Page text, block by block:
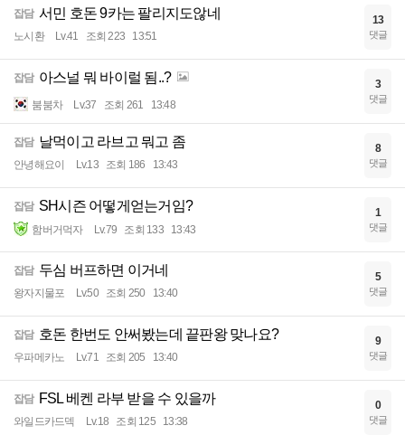
잡담 서민 호돈 9카는 팔리지도않네
노시환 Lv.41 조회 223 13:51
13
댓글
잡담 아스널 뭐 바이럴 됨..?
붐붐차 Lv.37 조회 261 13:48
3
댓글
잡담 날먹이고 라브고 뭐고 좀
안녕해요이 Lv.13 조회 186 13:43
8
댓글
잡담 SH시즌 어떻게얻는거임?
함버거먹자 Lv.79 조회 133 13:43
1
댓글
잡담 두심 버프하면 이거네
왕자지물포 Lv.50 조회 250 13:40
5
댓글
잡담 호돈 한번도 안써봤는데 끝판왕 맞나요?
우파메카노 Lv.71 조회 205 13:40
9
댓글
잡담 FSL 베켄 라부 받을 수 있을까
와일드카드덱 Lv.18 조회 125 13:38
0
댓글